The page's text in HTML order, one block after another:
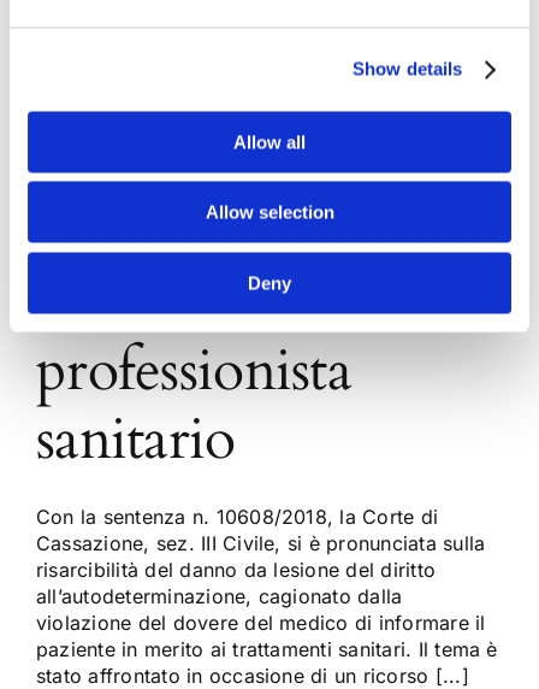
Show details
Allow all
Allow selection
Deny
La responsabilità
civile del
professionista
sanitario
Con la sentenza n. 10608/2018, la Corte di
Cassazione, sez. III Civile, si è pronunciata sulla
risarcibilità del danno da lesione del diritto
all’autodeterminazione, cagionato dalla
violazione del dovere del medico di informare il
paziente in merito ai trattamenti sanitari. Il tema è
stato affrontato in occasione di un ricorso [...]